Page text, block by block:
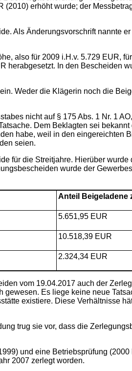
erhöht wurde; der
Als Änderungsvorschrift nannte
also für 2009 i.H.v. 5.729 EUR,
herabgesetzt. In den Bescheiden
Weder die Klägerin noch die
nicht auf § 175 Abs. 1 Nr. 1
Dem Beklagten sei
habe, weil in den eingereichten
seien.
für die Streitjahre. Hierüber
wurde der
Anteil Beigeladene
5.651,95 EUR
10.518,39 EUR
2.324,34 EUR
vom 19.04.2017 auch der
Es liege keine neue
existiere. Diese Verhältnisse
trug sie vor, dass die
und eine Betriebsprüfung
2007 zerlegt worden.